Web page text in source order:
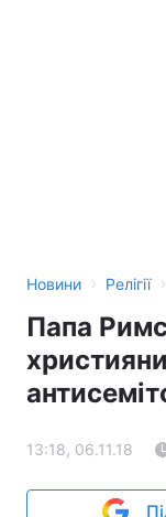
Новини › Релігії ›
Папа
13:18, 06.11.18